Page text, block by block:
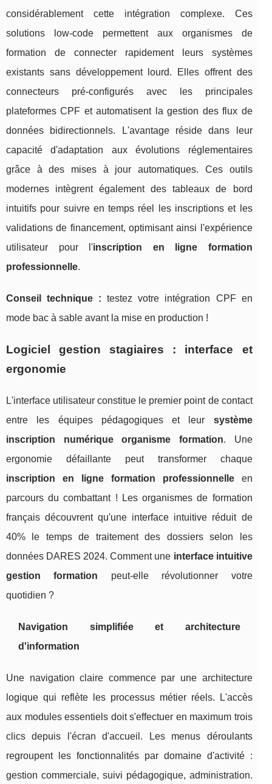
considérablement cette intégration complexe. Ces
solutions low-code permettent aux organismes de
formation de connecter rapidement leurs systèmes
existants sans développement lourd. Elles offrent des
connecteurs pré-configurés avec les principales
plateformes CPF et automatisent la gestion des flux de
données bidirectionnels. L'avantage réside dans leur
capacité d'adaptation aux évolutions réglementaires
grâce à des mises à jour automatiques. Ces outils
modernes intègrent également des tableaux de bord
intuitifs pour suivre en temps réel les inscriptions et les
validations de financement, optimisant ainsi l'expérience
utilisateur pour l'inscription en ligne formation
professionnelle.
Conseil technique : testez votre intégration CPF en
mode bac à sable avant la mise en production !
Logiciel gestion stagiaires : interface et
ergonomie
L'interface utilisateur constitue le premier point de contact
entre les équipes pédagogiques et leur système
inscription numérique organisme formation. Une
ergonomie défaillante peut transformer chaque
inscription en ligne formation professionnelleen
parcours du combattant ! Les organismes de formation
français découvrent qu'une interface intuitive réduit de
40% le temps de traitement des dossiers selon les
données DARES 2024. Comment une interface intuitive
gestion formation peut-elle révolutionner votre
quotidien ?
Navigation simplifiée et architecture
d'information
Une navigation claire commence par une architecture
logique qui reflète les processus métier réels. L'accès
aux modules essentiels doit s'effectuer en maximum trois
clics depuis l'écran d'accueil. Les menus déroulants
regroupent les fonctionnalités par domaine d'activité :
gestion commerciale, suivi pédagogique, administration.